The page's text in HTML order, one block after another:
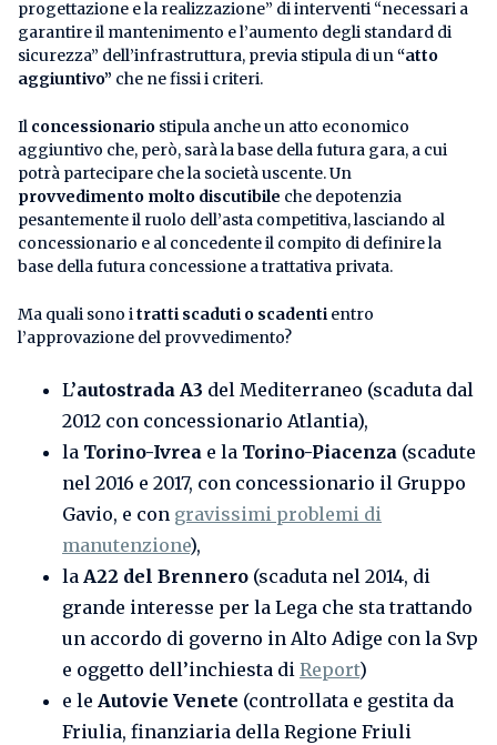
progettazione e la realizzazione” di interventi “necessari a
garantire il mantenimento e l’aumento degli standard di
sicurezza” dell’infrastruttura, previa stipula di un“atto
aggiuntivo” che ne fissi i criteri.
Il concessionario stipula anche un atto economico
aggiuntivo che, però, sarà la base della futura gara, a cui
potrà partecipare che la società uscente. Un
provvedimento molto discutibile che depotenzia
pesantemente il ruolo dell’asta competitiva, lasciando al
concessionario e al concedente il compito di definire la
base della futura concessione a trattativa privata.
Ma quali sono itratti scaduti o scadenti entro
l’approvazione del provvedimento?
L’autostrada A3 del Mediterraneo (scaduta dal
2012 con concessionario Atlantia),
la Torino-Ivrea e la Torino-Piacenza (scadute
nel 2016 e 2017, con concessionario il Gruppo
Gavio, e con gravissimi problemi di
manutenzione),
la A22 del Brennero (scaduta nel 2014, di
grande interesse per la Lega che sta trattando
un accordo di governo in Alto Adige con la Svp
e oggetto dell’inchiesta di Report)
e le Autovie Venete (controllata e gestita da
Friulia, finanziaria della Regione Friuli